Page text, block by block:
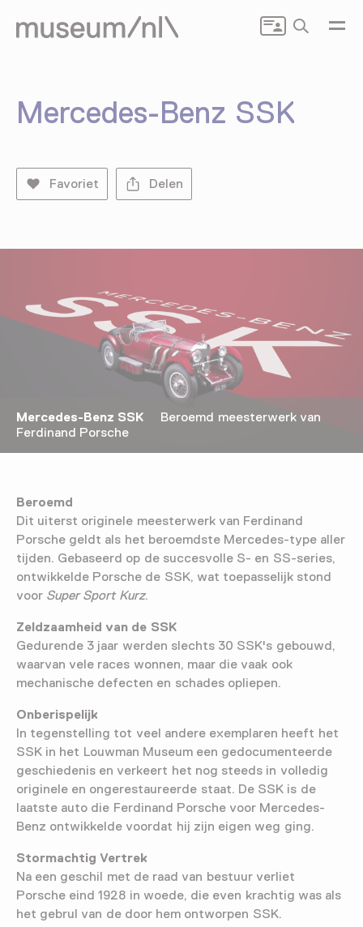
Zoeken
Mercedes-Benz SSK
Favoriet Delen
Mercedes-Benz SSK Beroemd meesterwerk van
Ferdinand Porsche
Beroemd
Dit uiterst originele meesterwerk van Ferdinand
Porsche geldt als het beroemdste Mercedes-type aller
tijden. Gebaseerd op de succesvolle S- en SS-series,
ontwikkelde Porsche de SSK, wat toepasselijk stond
voor Super Sport Kurz.
Zeldzaamheid van de SSK
Gedurende 3 jaar werden slechts 30 SSK's gebouwd,
waarvan vele races wonnen, maar die vaak ook
mechanische defecten en schades opliepen.
Onberispelijk
In tegenstelling tot veel andere exemplaren heeft het
SSK in het Louwman Museum een gedocumenteerde
geschiedenis en verkeert het nog steeds in volledig
originele en ongerestaureerde staat. De SSK is de
laatste auto die Ferdinand Porsche voor Mercedes-
Benz ontwikkelde voordat hij zijn eigen weg ging.
Stormachtig Vertrek
Na een geschil met de raad van bestuur verliet
Porsche eind 1928 in woede, die even krachtig was als
het gebrul van de door hem ontworpen SSK.